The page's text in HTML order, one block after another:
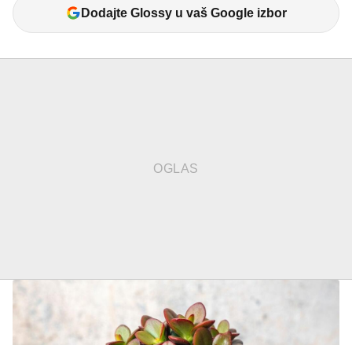
Dodajte Glossy u vaš Google izbor